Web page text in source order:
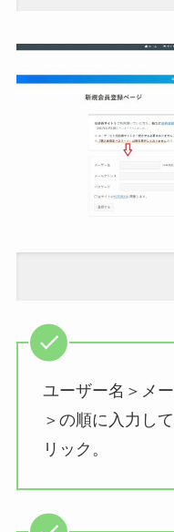
ユーザー名＞メ
＞の順に入力し
リック。